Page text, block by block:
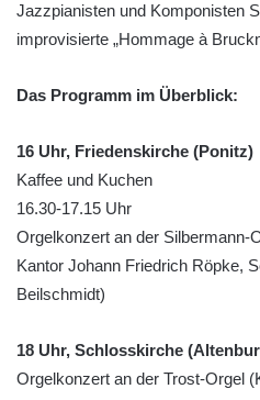
Jazzpianisten und Komponisten
improvisierte „Hommage à
Das Programm im Überblick:
16 Uhr, Friedenskirche (Ponitz)
Kaffee und Kuchen
16.30-17.15 Uhr
Orgelkonzert an der Silbermann-
Kantor Johann Friedrich Röpke,
Beilschmidt)
18 Uhr, Schlosskirche
Orgelkonzert an der Trost-Orgel